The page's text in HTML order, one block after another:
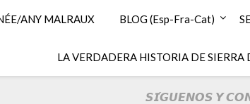
ANY MALRAUX BLOG (Esp-Fra-Cat)
LA VERDADERA HISTORIA DE
𝙎𝙄́𝙂𝙐𝙀𝙉𝙊𝙎 𝙔